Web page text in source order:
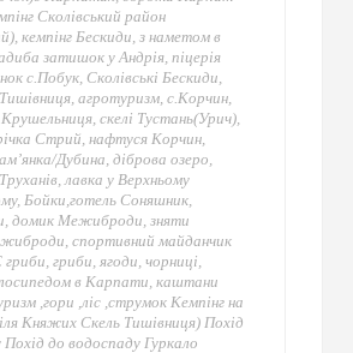
Сколівський район
кемпінг Бескиди, з наметом в
затишок у Андрія, піцерія
с.Побук, Сколівські Бескиди,
агротуризм, с.Корчин,
скелі Тустань(Урич),
Стрий, нафтуся Корчин,
Дубина, діброва озеро,
лавка у Верхньому
Бойки,готель Соняшник,
домик Межиброди, зняти
спортивний майданчик
гриби, ягоди, чорниці,
в Карпати, каштани
,гори ,ліс ,струмок Кемпінг на
Княжих Скель Тишівниця) Похід
до водоспаду Гуркало